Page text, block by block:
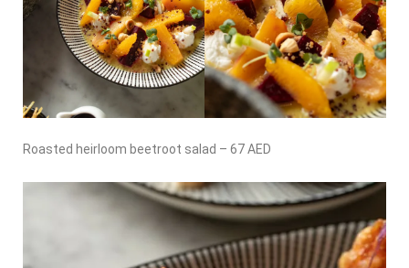
Roasted heirloom beetroot salad – 67 AED